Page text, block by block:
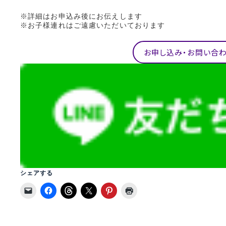
※詳細はお申込み後にお伝えします
※お子様連れはご遠慮いただいております
お申し込み・お問い合
シェアする